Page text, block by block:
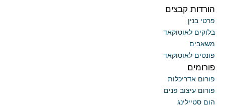
הורדות קבצים
פרטי בנין
בלוקים לאוטוקאד
משאבים
פונטים לאוטוקאד
פורומים
פורום אדריכלות
פורום עיצוב פנים
הום סטיילינג